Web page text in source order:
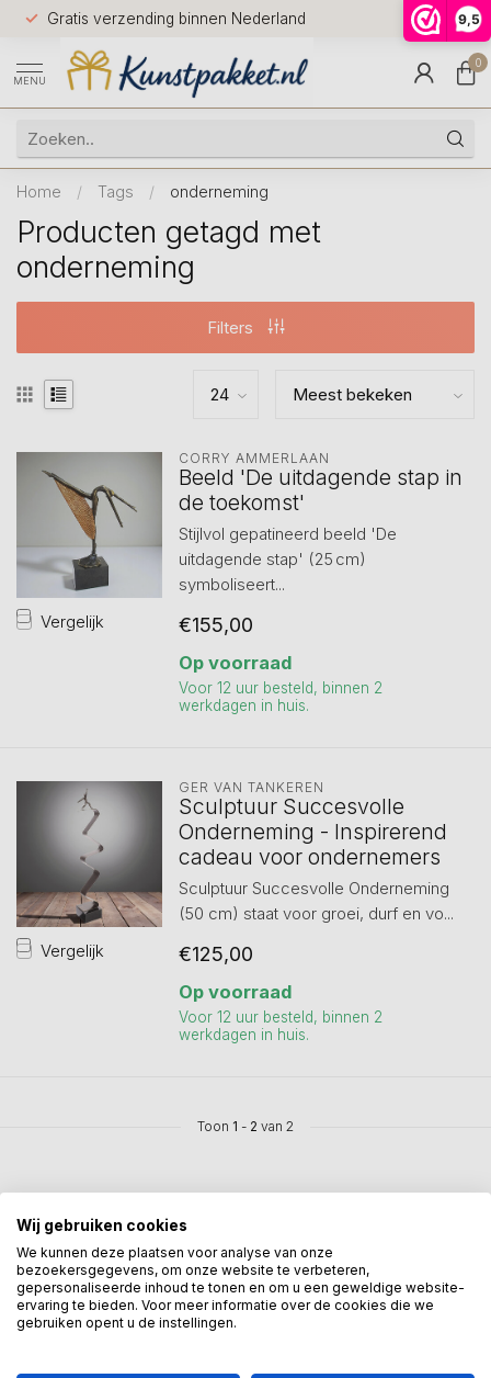
9,5
Gratis verzending binnen Nederland
Voor
huis
9.5
MENU
0
Home / Tags / onderneming
Producten getagd met
onderneming
Filters
Vergelijk
CORRY AMMERLAAN
Beeld 'De uitdagende stap in
de toekomst'
Stijlvol gepatineerd beeld 'De
uitdagende stap' (25 cm)
symboliseert...
€155,00
Op voorraad
Voor 12 uur besteld, binnen 2
werkdagen in huis.
Vergelijk
GER VAN TANKEREN
Sculptuur Succesvolle
Onderneming - Inspirerend
cadeau voor ondernemers
Sculptuur Succesvolle Onderneming
(50 cm) staat voor groei, durf en vo...
€125,00
Op voorraad
Voor 12 uur besteld, binnen 2
werkdagen in huis.
Toon 1 - 2 van 2
Mis onze nieuwsbrief niet
Schrijf je in en ontvang onze nieuwe aanbiedingen
Wij gebruiken cookies
We kunnen deze plaatsen voor analyse van onze
bezoekersgegevens, om onze website te verbeteren,
gepersonaliseerde inhoud te tonen en om u een geweldige website-
ervaring te bieden. Voor meer informatie over de cookies die we
gebruiken opent u de instellingen.